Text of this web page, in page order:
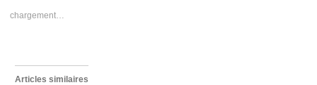
chargement…
Articles similaires